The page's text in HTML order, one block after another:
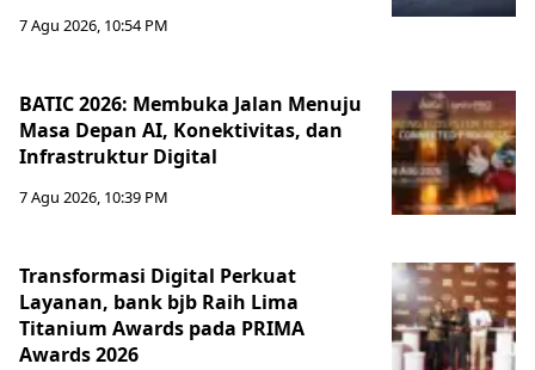
7 Agu 2026, 10:54 PM
BATIC 2026: Membuka Jalan Menuju
Masa Depan AI, Konektivitas, dan
Infrastruktur Digital
7 Agu 2026, 10:39 PM
Transformasi Digital Perkuat
Layanan, bank bjb Raih Lima
Titanium Awards pada PRIMA
Awards 2026